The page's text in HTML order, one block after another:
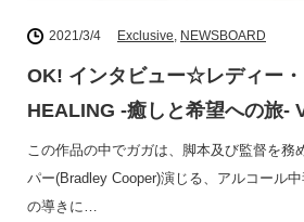
2021/3/4 Exclusive, NEWSBOARD
OK! インタビュー☆レディー
HEALING -癒しと希望への旅-
この作品の中でガガは、脚本及び監督を務
パー(Bradley Cooper)演じる、アルコール
の導きに…